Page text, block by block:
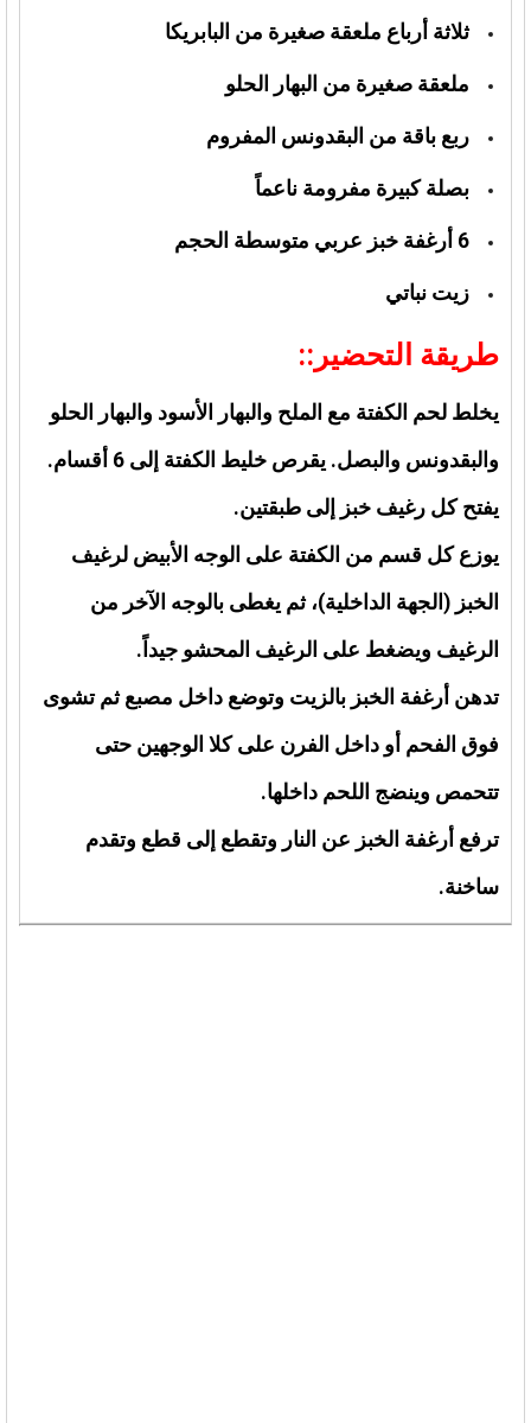
ثلاثة أرباع ملعقة صغيرة من البابريكا
ملعقة صغيرة من البهار الحلو
ربع باقة من البقدونس المفروم
بصلة كبيرة مفرومة ناعماً
6 أرغفة خبز عربي متوسطة الحجم
زيت نباتي
طريقة التحضير::
يخلط لحم الكفتة مع الملح والبهار الأسود والبهار الحلو
والبقدونس والبصل. يقرص خليط الكفتة إلى 6 أقسام.
يفتح كل رغيف خبز إلى طبقتين.
يوزع كل قسم من الكفتة على الوجه الأبيض لرغيف
الخبز (الجهة الداخلية)، ثم يغطى بالوجه الآخر من
الرغيف ويضغط على الرغيف المحشو جيداً.
تدهن أرغفة الخبز بالزيت وتوضع داخل مصبع ثم تشوى
فوق الفحم أو داخل الفرن على كلا الوجهين حتى
تتحمص وينضج اللحم داخلها.
ترفع أرغفة الخبز عن النار وتقطع إلى قطع وتقدم
ساخنة.